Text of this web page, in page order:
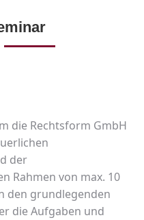
die Rechtsform GmbH
der
Rahmen von max. 10
den grundlegenden
die Aufgaben und